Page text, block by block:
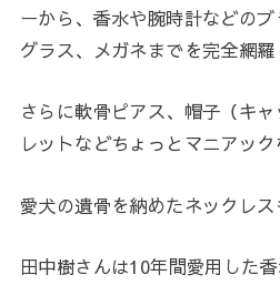
ーから、香水や腕時計などの
グラス、メガネまでを完全網羅
さらに軟骨ピアス、帽子（キ
レットなどちょっとマニアック
愛犬の遺骨を納めたネックレス
田中樹さんは10年間愛用した香